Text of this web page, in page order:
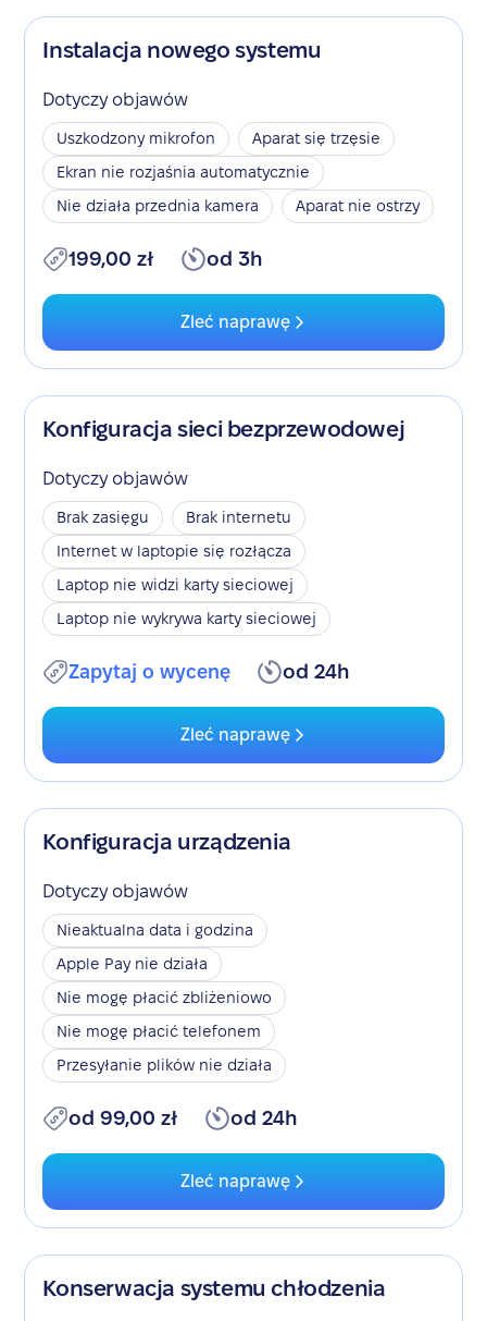
Instalacja nowego systemu
Dotyczy objawów
Uszkodzony mikrofon
Aparat się trzęsie
Ekran nie rozjaśnia automatycznie
Nie działa przednia kamera
Aparat nie ostrzy
199,00 zł od 3h
Zleć naprawę
Konfiguracja sieci bezprzewodowej
Dotyczy objawów
Brak zasięgu
Brak internetu
Internet w laptopie się rozłącza
Laptop nie widzi karty sieciowej
Laptop nie wykrywa karty sieciowej
Zapytaj o wycenę od 24h
Zleć naprawę
Konfiguracja urządzenia
Dotyczy objawów
Nieaktualna data i godzina
Apple Pay nie działa
Nie mogę płacić zbliżeniowo
Nie mogę płacić telefonem
Przesyłanie plików nie działa
od 99,00 zł od 24h
Zleć naprawę
Konserwacja systemu chłodzenia